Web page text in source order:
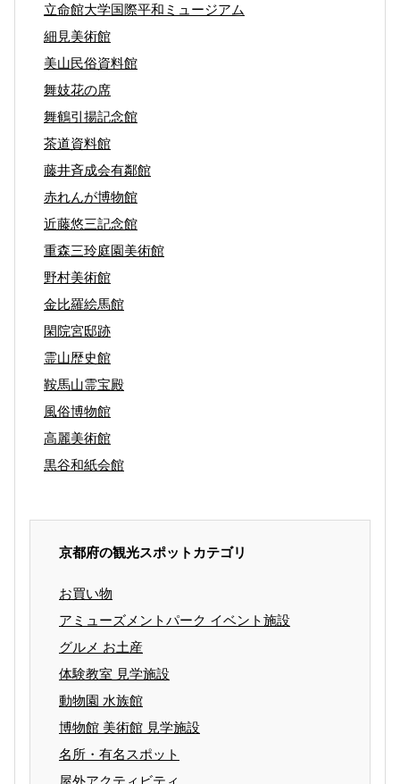
立命館大学国際平和ミュージアム
細見美術館
美山民俗資料館
舞妓花の席
舞鶴引揚記念館
茶道資料館
藤井斉成会有鄰館
赤れんが博物館
近藤悠三記念館
重森三玲庭園美術館
野村美術館
金比羅絵馬館
閑院宮邸跡
霊山歴史館
鞍馬山霊宝殿
風俗博物館
高麗美術館
黒谷和紙会館
京都府の観光スポットカテゴリ
お買い物
アミューズメントパーク イベント施設
グルメ お土産
体験教室 見学施設
動物園 水族館
博物館 美術館 見学施設
名所・有名スポット
屋外アクティビティ